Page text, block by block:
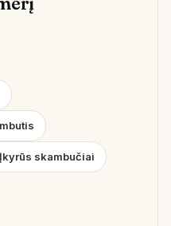
Įkyrūs skambučiai